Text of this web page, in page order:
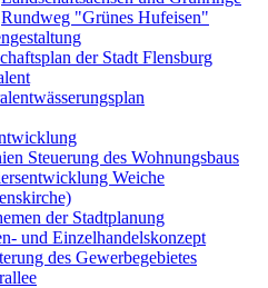
Rundweg "Grünes Hufeisen"
der Stadt Flensburg
Steuerung des Wohnungsbaus
Weiche
der Stadtplanung
und Einzelhandelskonzept
des Gewerbegebietes